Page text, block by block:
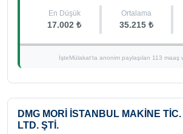
En Düşük
17.002 ₺
Ortalama
35.215 ₺
İşteMülakat'ta anonim paylaşılan 113 maaş
DMG MORİ İSTANBUL MAKİNE
LTD. ŞTİ.